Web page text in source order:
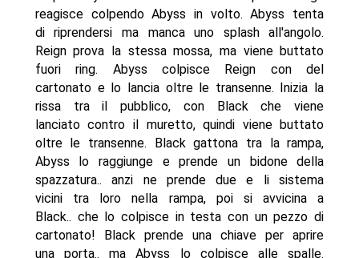
reagisce colpendo Abyss in volto. Abyss tenta
di riprendersi ma manca uno splash all'angolo.
Reign prova la stessa mossa, ma viene buttato
fuori ring. Abyss colpisce Reign con del
cartonato e lo lancia oltre le transenne. Inizia la
rissa tra il pubblico, con Black che viene
lanciato contro il muretto, quindi viene buttato
oltre le transenne. Black gattona tra la rampa,
Abyss lo raggiunge e prende un bidone della
spazzatura.. anzi ne prende due e li sistema
vicini tra loro nella rampa, poi si avvicina a
Black.. che lo colpisce in testa con un pezzo di
cartonato! Black prende una chiave per aprire
una porta.. ma Abyss lo colpisce alle spalle.